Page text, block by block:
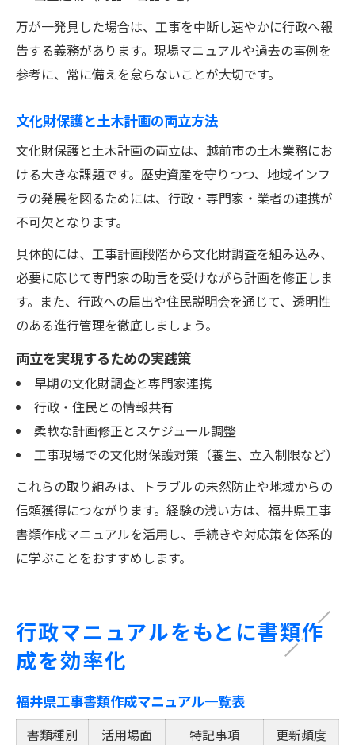
万が一発見した場合は、工事を中断し速やかに行政へ報
告する義務があります。現場マニュアルや過去の事例を
参考に、常に備えを怠らないことが大切です。
文化財保護と土木計画の両立方法
文化財保護と土木計画の両立は、越前市の土木業務にお
ける大きな課題です。歴史資産を守りつつ、地域インフ
ラの発展を図るためには、行政・専門家・業者の連携が
不可欠となります。
具体的には、工事計画段階から文化財調査を組み込み、
必要に応じて専門家の助言を受けながら計画を修正しま
す。また、行政への届出や住民説明会を通じて、透明性
のある進行管理を徹底しましょう。
両立を実現するための実践策
早期の文化財調査と専門家連携
行政・住民との情報共有
柔軟な計画修正とスケジュール調整
工事現場での文化財保護対策（養生、立入制限など）
これらの取り組みは、トラブルの未然防止や地域からの
信頼獲得につながります。経験の浅い方は、福井県工事
書類作成マニュアルを活用し、手続きや対応策を体系的
に学ぶことをおすすめします。
行政マニュアルをもとに書類作
成を効率化
福井県工事書類作成マニュアル一覧表
書類種別 活用場面 特記事項
更新頻度